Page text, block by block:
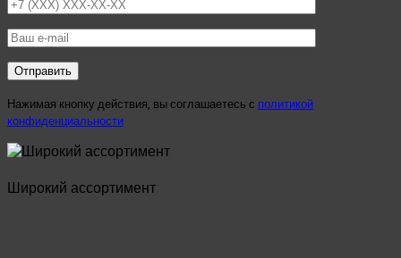
Нажимая кнопку действия, вы соглашаетесь с политикой
конфиденциальности
Широкий ассортимент